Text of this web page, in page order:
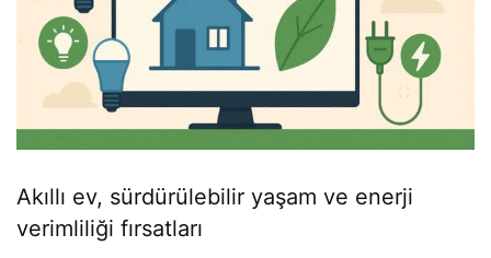
Akıllı ev, sürdürülebilir yaşam ve enerji
verimliliği fırsatları